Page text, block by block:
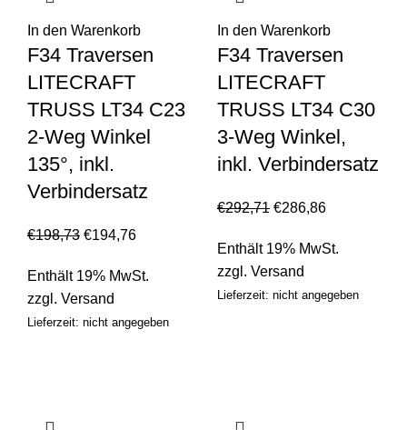
In den Warenkorb
F34 Traversen
LITECRAFT
TRUSS LT34 C23
2-Weg Winkel
135°, inkl.
Verbindersatz
€198,73 €194,76
Enthält 19% MwSt.
zzgl. Versand
Lieferzeit: nicht angegeben
In den Warenkorb
F34 Traversen
LITECRAFT
TRUSS LT34 C30
3-Weg Winkel,
inkl. Verbindersatz
€292,71 €286,86
Enthält 19% MwSt.
zzgl. Versand
Lieferzeit: nicht angegeben